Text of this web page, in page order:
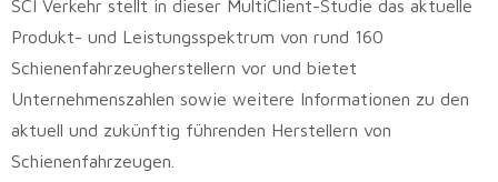
SCI Verkehr stellt in dieser MultiClient-Studie das aktuelle
Produkt- und Leistungsspektrum von rund 160
Schienenfahrzeugherstellern vor und bietet
Unternehmenszahlen sowie weitere Informationen zu den
aktuell und zukünftig führenden Herstellern von
Schienenfahrzeugen.